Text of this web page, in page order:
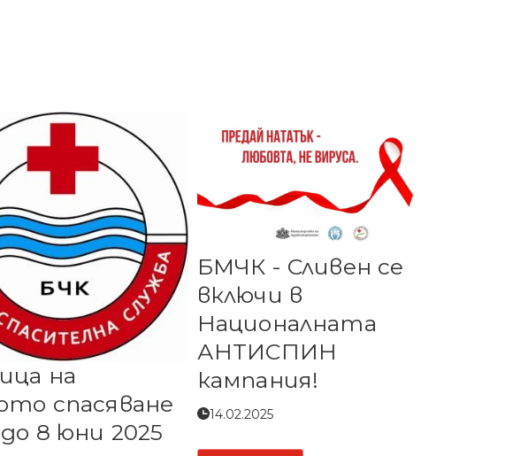
на
спасяване
8 юни 2025
БМЧК - Сливен се
включи в
Националната
АНТИСПИН
кампания!
14.02.2025